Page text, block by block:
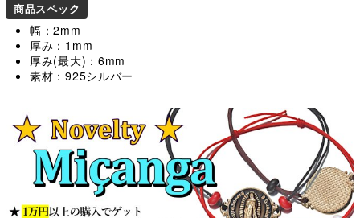
商品スペック
幅：2mm
厚み：1mm
厚み(最大)：6mm
素材：925シルバー